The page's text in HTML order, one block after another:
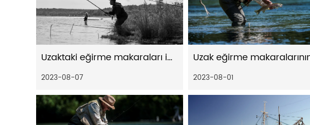
Uzaktaki eğirme makaraları için modern sürükleme sistemlerinin incelikleri
2023-08-07 2023-08-01